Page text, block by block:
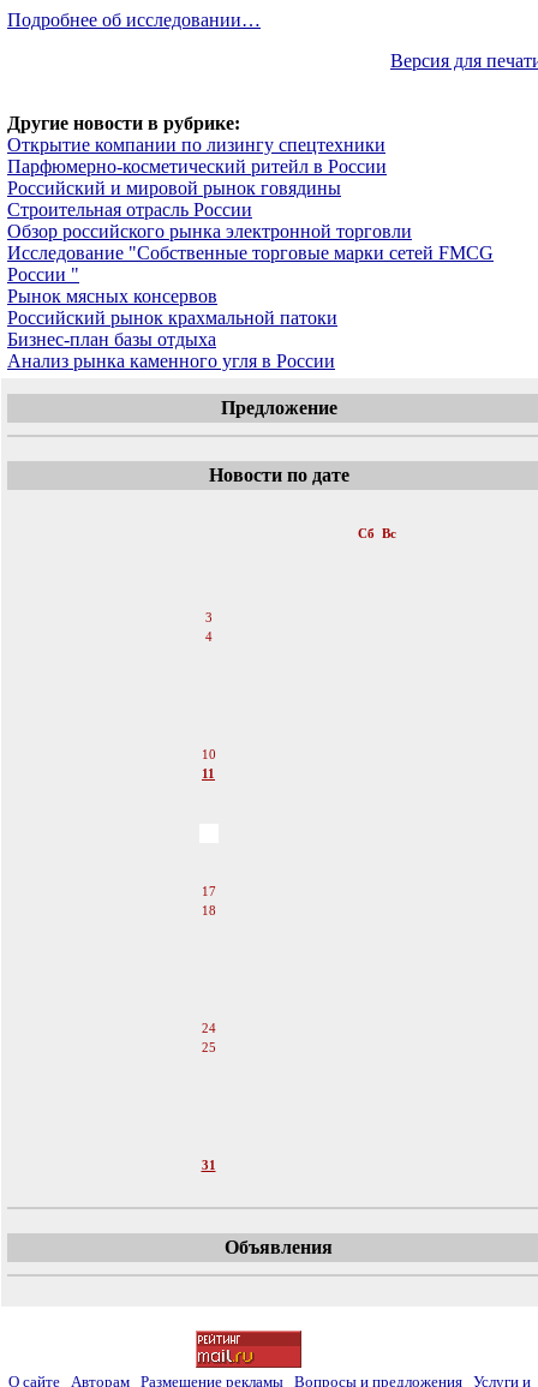
Подробнее об исследовании…
Версия для
Другие новости в рубрике:
Открытие компании по лизингу спецтехники
Парфюмерно-косметический ритейл в России
Российский и мировой рынок говядины
Строительная отрасль России
Обзор российского рынка электронной торговли
Исследование "Собственные торговые марки сетей FMCG
России "
Рынок мясных консервов
Российский рынок крахмальной патоки
Бизнес-план базы отдыха
Анализ рынка каменного угля в России
Предложение
Новости по дате
Сб Вс
3
4
10
11
17
18
24
25
31
Объявления
О сайте Авторам Размещение рекламы Вопросы и предложения Услуги и